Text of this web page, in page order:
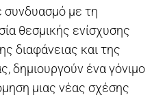
συνδυασμό με τη
θεσμικής ενίσχυσης
διαφάνειας και της
δημιουργούν ένα γόνιμο
μιας νέας σχέσης